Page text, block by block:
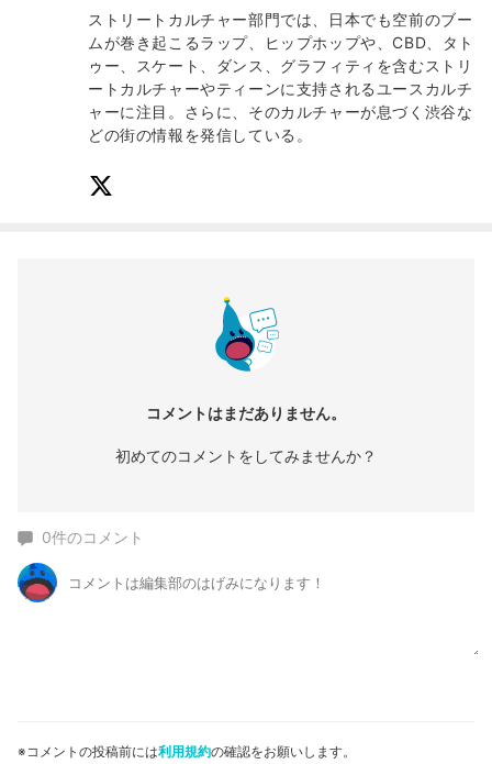
ストリートカルチャー部門では、日本でも空前のブー
ムが巻き起こるラップ、ヒップホップや、CBD、タト
ゥー、スケート、ダンス、グラフィティを含むストリ
ートカルチャーやティーンに支持されるユースカルチ
ャーに注目。さらに、そのカルチャーが息づく渋谷な
どの街の情報を発信している。
コメントはまだありません。
初めてのコメントをしてみませんか？
0件のコメント
※コメントの投稿前には利用規約の確認をお願いします。